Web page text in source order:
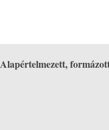
Alapértelmezett,